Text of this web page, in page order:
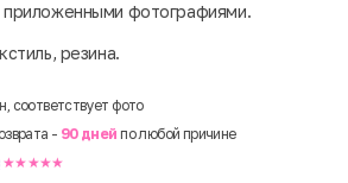
фотографиями.
резина.
соответствует фото
- 90 дней по любой причине
★★★★★